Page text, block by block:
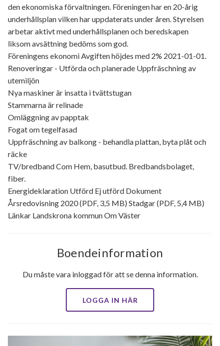
den ekonomiska förvaltningen. Föreningen har en 20-årig
underhållsplan vilken har uppdaterats under åren. Styrelsen
arbetar aktivt med underhållsplanen och beredskapen
liksom avsättning bedöms som god.
Föreningens ekonomi Avgiften höjdes med 2% 2021-01-01.
Renoveringar - Utförda och planerade Uppfräschning av
utemiljön
Nya maskiner är insatta i tvättstugan
Stammarna är relinade
Omläggning av papptak
Fogat om tegelfasad
Uppfräschning av balkong - behandla plattan, byta plåt och
räcke
TV/bredband Com Hem, basutbud. Bredbandsbolaget,
fiber.
Energideklaration Utförd Ej utförd Dokument
Årsredovisning 2020 (PDF, 3,5 MB) Stadgar (PDF, 5,4 MB)
Länkar Landskrona kommun Om Väster
Boendeinformation
Du måste vara inloggad för att se denna information.
LOGGA IN HÄR